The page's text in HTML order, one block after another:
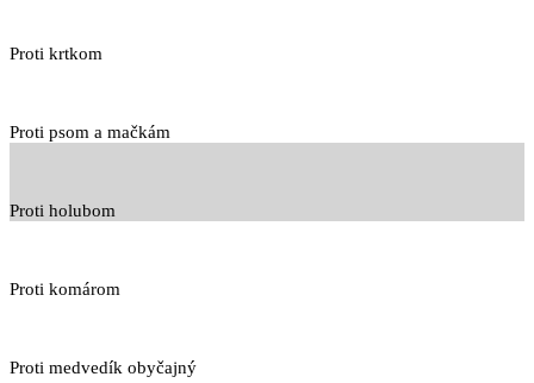
Proti krtkom
Proti psom a mačkám
Proti holubom
Proti komárom
Proti medvedík obyčajný